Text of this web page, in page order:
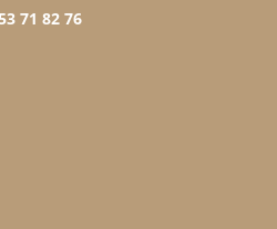
71 82 76